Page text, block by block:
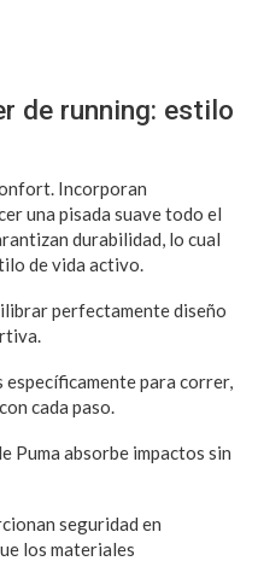
de running: estilo
Incorporan
una pisada suave todo el
durabilidad, lo cual
de vida activo.
perfectamente diseño
específicamente para correr,
cada paso.
Puma absorbe impactos sin
seguridad en
los materiales